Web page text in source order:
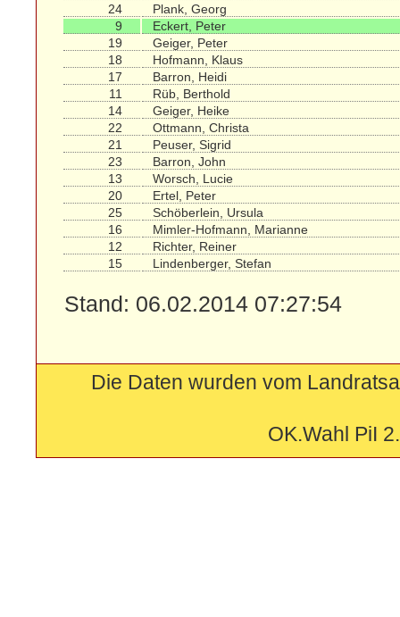
24
Plank, Georg
9
Eckert, Peter
19
Geiger, Peter
18
Hofmann, Klaus
17
Barron, Heidi
11
Rüb, Berthold
14
Geiger, Heike
22
Ottmann, Christa
21
Peuser, Sigrid
23
Barron, John
13
Worsch, Lucie
20
Ertel, Peter
25
Schöberlein, Ursula
16
Mimler-Hofmann, Marianne
12
Richter, Reiner
15
Lindenberger, Stefan
Stand: 06.02.2014 07:27:54
Die Daten wurden vom
OK.Wahl PiI